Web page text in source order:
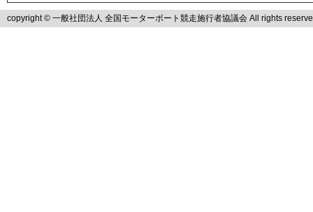
copyright © 一般社団法人 全国モーターボート競走施行者協議会 All rights